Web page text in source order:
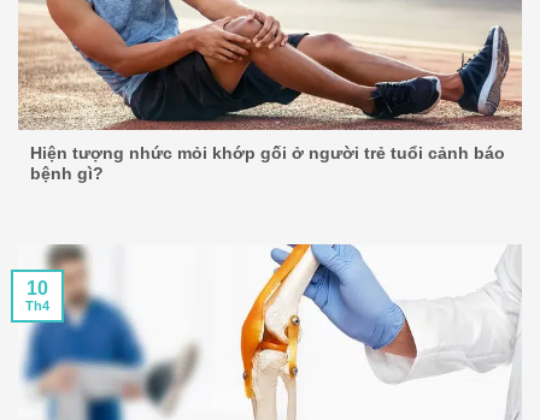
Hiện tượng nhức mỏi khớp gối ở người trẻ tuổi cảnh báo
bệnh gì?
10
Th4